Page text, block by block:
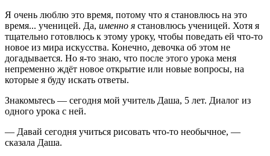
Я очень люблю это время, потому что я становлюсь на это
время... ученицей. Да, именно я становлюсь ученицей. Хотя я
тщательно готовлюсь к этому уроку, чтобы поведать ей что-то
новое из мира искусства. Конечно, девочка об этом не
догадывается. Но я-то знаю, что после этого урока меня
непременно ждёт новое открытие или новые вопросы, на
которые я буду искать ответы.
Знакомьтесь — сегодня мой учитель Даша, 5 лет. Диалог из
одного урока с ней.
— Давай сегодня учиться рисовать что-то необычное, —
сказала Даша.